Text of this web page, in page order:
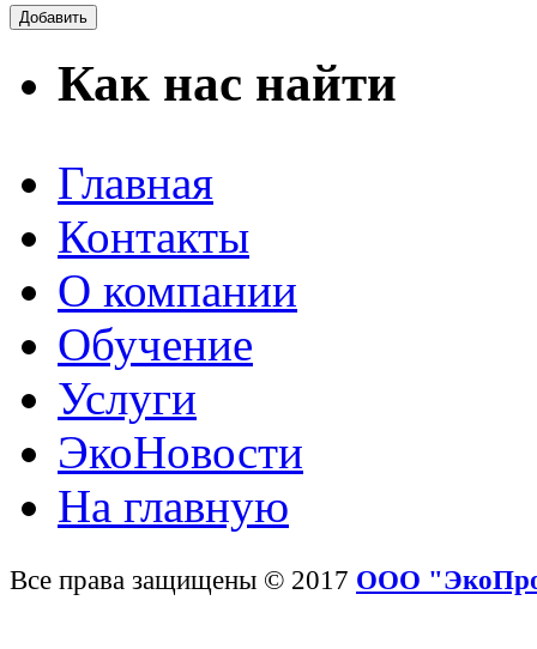
Как нас найти
Главная
Контакты
О компании
Обучение
Услуги
ЭкоНовости
На главную
Все права защищены © 2017 ООО